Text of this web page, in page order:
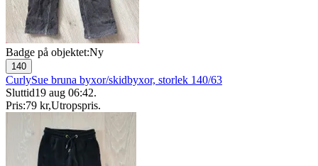
Badge på objektet:Ny
140
CurlySue bruna byxor/skidbyxor, storlek 140/63
Sluttid19 aug 06:42.
Pris:79 kr,Utropspris.